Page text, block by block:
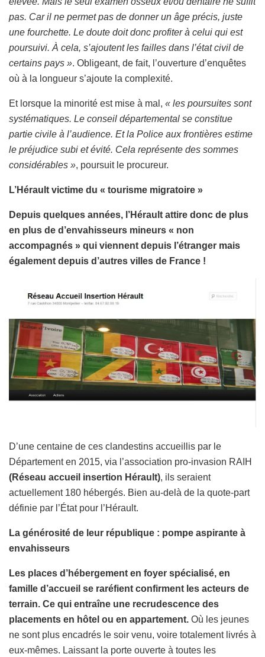
pas. Car il ne permet pas de donner un âge précis, juste
une fourchette. Le doute doit donc profiter à celui qui est
poursuivi. À cela, s’ajoutent les failles dans l’état civil de
certains pays ». Obligeant, de fait, l’ouverture d’enquêtes
où à la longueur s’ajoute la complexité.
Et lorsque la minorité est mise à mal, « les poursuites sont
systématiques. Le conseil départemental se constitue
partie civile à l’audience. Et la Police aux frontières estime
le préjudice subi et évité. Cela représente des sommes
considérables », poursuit le procureur.
L’Hérault victime du « tourisme migratoire »
Depuis quelques années, l’Hérault attire donc de plus
en plus de d’envahisseurs mineurs « non
accompagnés » qui viennent depuis l’étranger mais
également depuis d’autres villes de France !
D’une centaine de ces clandestins accueillis par le
Département en 2015, via l’association pro-invasion RAIH
(Réseau accueil insertion Hérault), ils seraient
actuellement 180 hébergés. Bien au-delà de la quote-part
définie par l’État pour l’Hérault.
La générosité de leur république : pompe aspirante à
envahisseurs
Les places d’hébergement en foyer spécialisé, en
famille d’accueil se raréfient confirment les acteurs de
terrain. Ce qui entraîne une recrudescence des
placements en hôtel ou en appartement. Où les jeunes
ne sont plus encadrés le soir venu, voire totalement livrés à
eux-mêmes. Laissant la porte ouverte à toutes les